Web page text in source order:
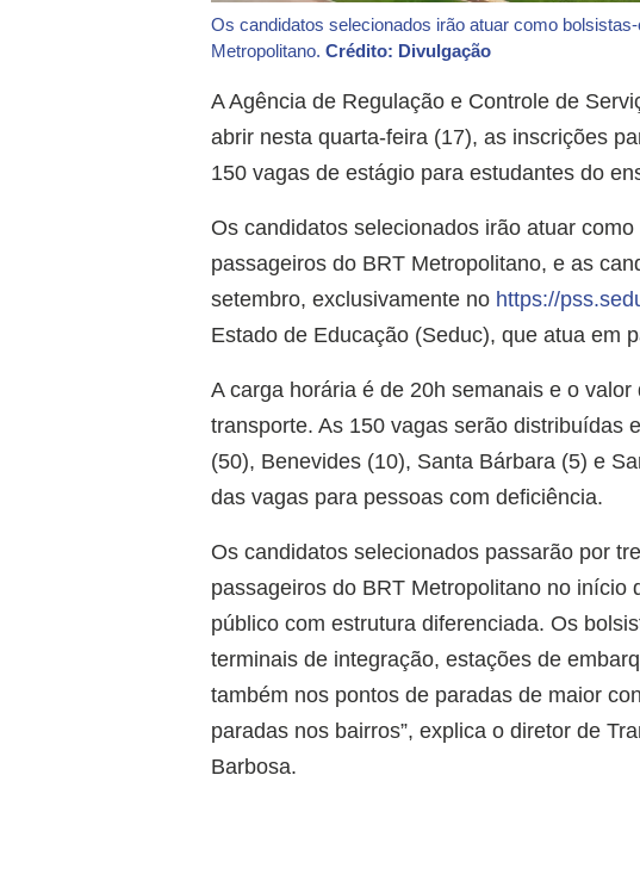
Os candidatos selecionados irão atuar como
Metropolitano.Crédito: Divulgação
A Agência de Regulação e Controle de
abrir nesta quarta-feira (17), as inscrições
150 vagas de estágio para estudantes do
Os candidatos selecionados irão atuar
passageiros do BRT Metropolitano, e as
setembro, exclusivamente no https://
Estado de Educação (Seduc), que atua em
A carga horária é de 20h semanais e o
transporte. As 150 vagas serão distribuídas
(50), Benevides (10), Santa Bárbara (5) e
das vagas para pessoas com deficiência.
Os candidatos selecionados passarão por
passageiros do BRT Metropolitano no início
público com estrutura diferenciada. Os
terminais de integração, estações de
também nos pontos de paradas de maior
paradas nos bairros”, explica o diretor de
Barbosa.